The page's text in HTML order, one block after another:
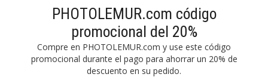
PHOTOLEMUR.com código
promocional del 20%
Compre en PHOTOLEMUR.com y use este código
promocional durante el pago para ahorrar un 20% de
descuento en su pedido.